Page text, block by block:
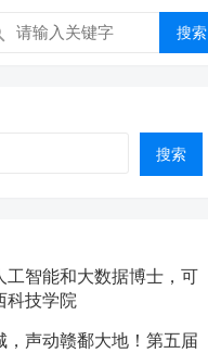
搜索
搜索
工智能和大数据博士，可
科技学院
，声动赣鄱大地！第五届